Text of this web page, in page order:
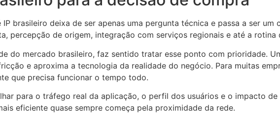
brasileiro deixa de ser apenas uma pergunta técnica e passa a ser
percepção de origem, integração com serviços regionais e até a
do mercado brasileiro, faz sentido tratar esse ponto com prioridade.
e aproxima a tecnologia da realidade do negócio. Para muitas
que precisa funcionar o tempo todo.
para o tráfego real da aplicação, o perfil dos usuários e o impacto
eficiente quase sempre começa pela proximidade da rede.